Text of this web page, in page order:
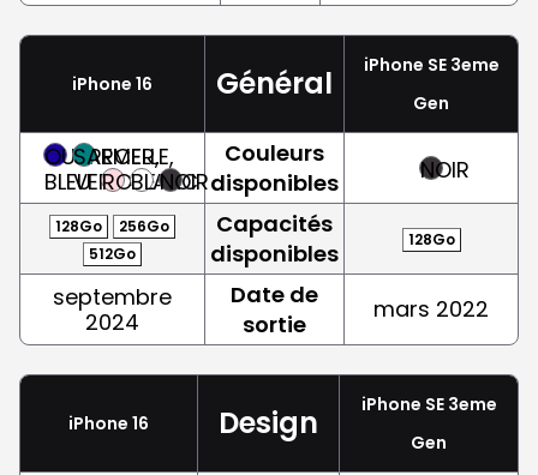
iPhone 16 Général
iPhone SE 3eme
Gen
OUTREMER,
BLEU
SARCELLE,
VERTROSEBLANC
NOIR
Couleurs
disponibles
NOIR
128Go
256Go
512Go
Capacités
disponibles
128Go
septembre
2024
Date de
sortie
mars 2022
iPhone 16 Design
iPhone SE 3eme
Gen